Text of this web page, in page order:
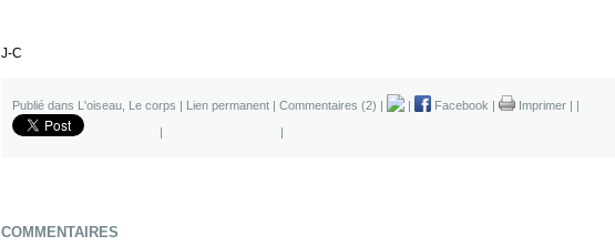
J-C
Publié dans L'oiseau Le corps | Lien permanent | Commentaires (2) | | Facebook | Imprimer | |
|
|
COMMENTAIRES